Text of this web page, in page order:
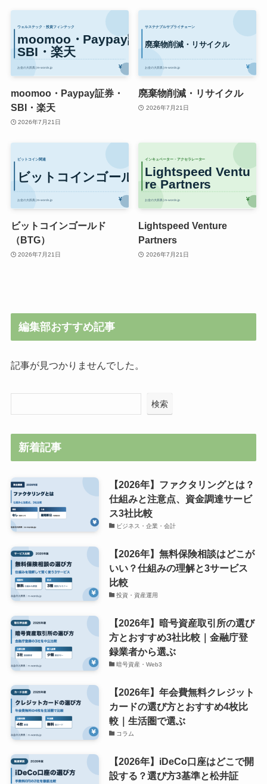
moomoo・Paypay証券・
SBI・楽天
2026年7月21日
廃棄物削減・リサイクル
2026年7月21日
ビットコインゴールド
（BTG）
2026年7月21日
Lightspeed Venture
Partners
2026年7月21日
編集部おすすめ記事
記事が見つかりませんでした。
検索
新着記事
【2026年】ファクタリングとは？
仕組みと注意点、資金調達サービ
ス3社比較
ビジネス・企業・会計
【2026年】無料保険相談はどこが
いい？仕組みの理解と3サービス
比較
投資・資産運用
【2026年】暗号資産取引所の選び
方とおすすめ3社比較｜金融庁登
録業者から選ぶ
暗号資産・Web3
【2026年】年会費無料クレジット
カードの選び方とおすすめ4枚比
較｜生活圏で選ぶ
コラム
【2026年】iDeCo口座はどこで開
設する？選び方3基準と松井証